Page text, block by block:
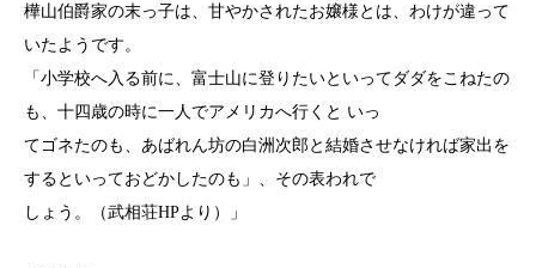
樺山伯爵家の末っ子は、甘やかされたお嬢様とは、わけが違って
いたようです。
「小学校へ入る前に、富士山に登りたいといってダダをこねたの
も、十四歳の時に一人でアメリカへ行くと いっ
てゴネたのも、あばれん坊の白洲次郎と結婚させなければ家出を
するといっておどかしたのも」、その表われで
しょう。（武相荘HPより）」